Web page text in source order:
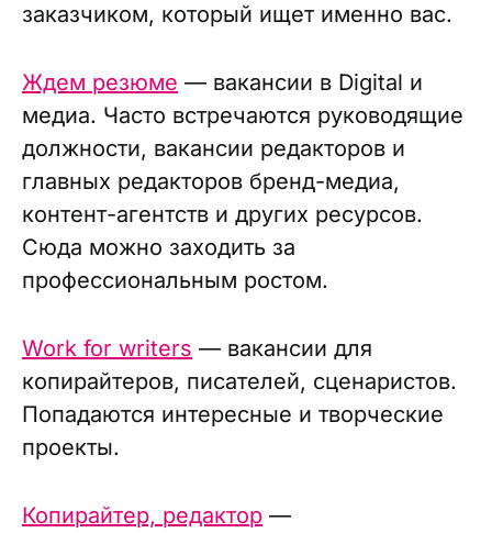
заказчиком, который ищет именно вас.
Ждем резюме — вакансии в Digital и
медиа. Часто встречаются руководящие
должности, вакансии редакторов и
главных редакторов бренд-медиа,
контент-агентств и других ресурсов.
Сюда можно заходить за
профессиональным ростом.
Work for writers — вакансии для
копирайтеров, писателей, сценаристов.
Попадаются интересные и творческие
проекты.
Копирайтер, редактор —